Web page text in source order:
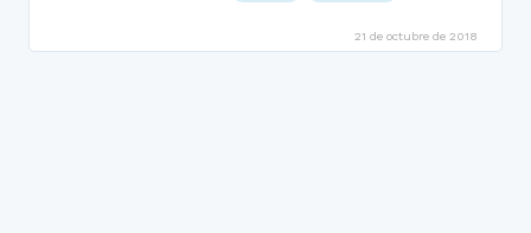
21 de octubre de 2018